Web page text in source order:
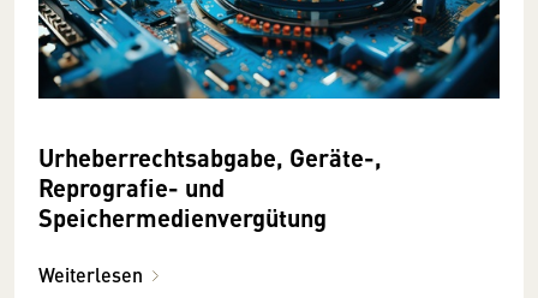
Urheberrechtsabgabe, Geräte-,
Reprografie- und
Speichermedienvergütung
Weiterlesen